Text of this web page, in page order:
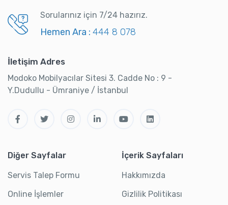
Sorularınız için 7/24 hazırız.
Hemen Ara : 444 8 078
İletişim Adres
Modoko Mobilyacılar Sitesi 3. Cadde No : 9 -
Y.Dudullu - Ümraniye / İstanbul
Diğer Sayfalar
Servis Talep Formu
Online İşlemler
İçerik Sayfaları
Hakkımızda
Gizlilik Politikası